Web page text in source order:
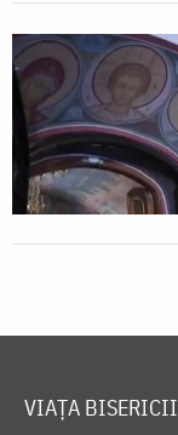
VIAȚA BISERICII